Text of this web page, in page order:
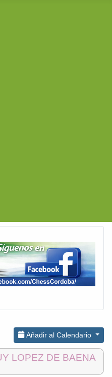
Añadir al Calendario
LOPEZ DE BAENA